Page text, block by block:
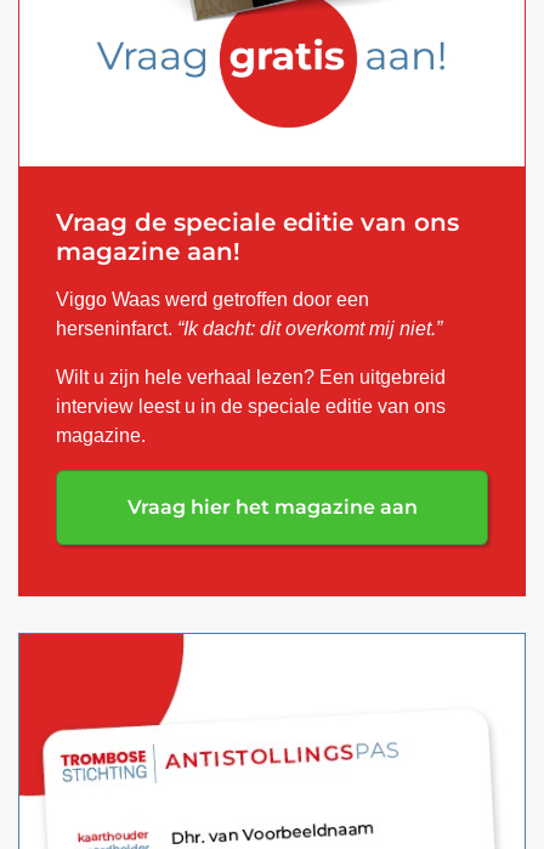
Vraag de speciale editie van ons
magazine aan!
Viggo Waas werd getroffen door een
herseninfarct. “Ik dacht: dit overkomt mij niet.”
Wilt u zijn hele verhaal lezen? Een uitgebreid
interview leest u in de speciale editie van ons
magazine.
Vraag hier het magazine aan